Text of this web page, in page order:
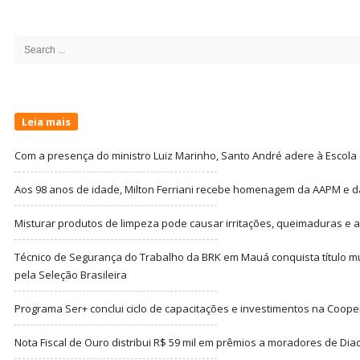
Search
Leia mais
Com a presença do ministro Luiz Marinho, Santo André adere à
Aos 98 anos de idade, Milton Ferriani recebe homenagem da AAPM e
Misturar produtos de limpeza pode causar irritações, queimaduras e
Técnico de Segurança do Trabalho da BRK em Mauá conquista título
pela Seleção Brasileira
Programa Ser+ conclui ciclo de capacitações e investimentos na
Nota Fiscal de Ouro distribui R$ 59 mil em prêmios a moradores de